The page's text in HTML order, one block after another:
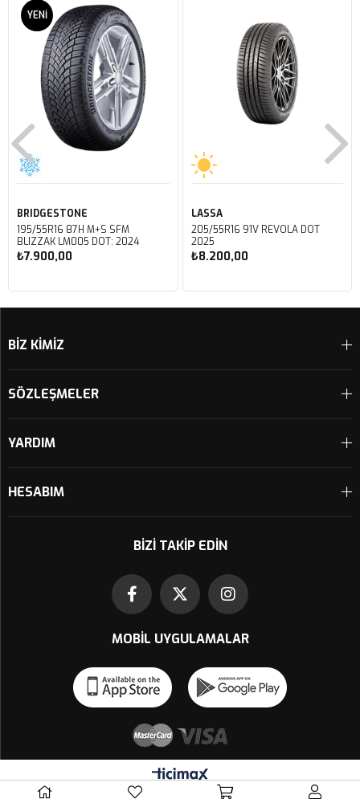
BRIDGESTONE
195/55R16 87H M+S SFM
BLIZZAK LM005 DOT: 2024
₺7.900,00
YENI
ÜRÜN
LASSA
205/55R16 91V REVOLA DOT
2025
₺8.200,00
BİZ KİMİZ
SÖZLEŞMELER
YARDIM
HESABIM
BIZI TAKIP EDIN
MOBIL UYGULAMALAR